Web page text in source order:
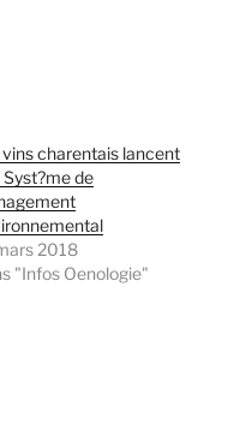
vins charentais lancent
Syst?me de
2018
"Infos Oenologie"